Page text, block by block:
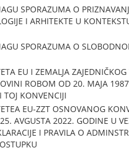
SPORAZUMA O
I ARHITEKTE U
SPORAZUMA O
EU I ZEMALJA
ROBOM OD 20. MAJA
KONVENCIJI
EU-ZZT OSNOVANOG
AVGUSTA 2022. GODINE U
I PRAVILA O